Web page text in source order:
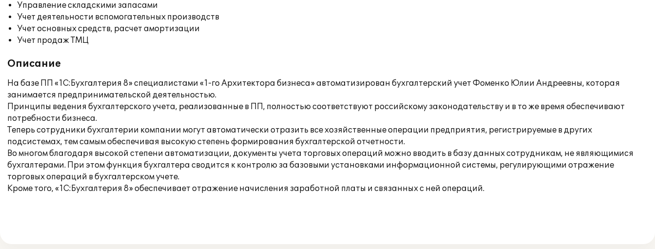
Управление складскими запасами
Учет деятельности вспомогательных производств
Учет основных средств, расчет амортизации
Учет продаж ТМЦ
Описание
На базе ПП «1С:Бухгалтерия 8» специалистами «1-го Архитектора бизнеса» автоматизирован бухгалтерский учет Фоменко Юлии Андреевны, которая
занимается предпринимательской деятельностью.
Принципы ведения бухгалтерского учета, реализованные в ПП, полностью соответствуют российскому законодательству и в то же время обеспечивают
потребности бизнеса.
Теперь сотрудники бухгалтерии компании могут автоматически отразить все хозяйственные операции предприятия, регистрируемые в других
подсистемах, тем самым обеспечивая высокую степень формирования бухгалтерской отчетности.
Во многом благодаря высокой степени автоматизации, документы учета торговых операций можно вводить в базу данных сотрудникам, не являющимися
бухгалтерами. При этом функция бухгалтера сводится к контролю за базовыми установками информационной системы, регулирующими отражение
торговых операций в бухгалтерском учете.
Кроме того, «1С:Бухгалтерия 8» обеспечивает отражение начисления заработной платы и связанных с ней операций.